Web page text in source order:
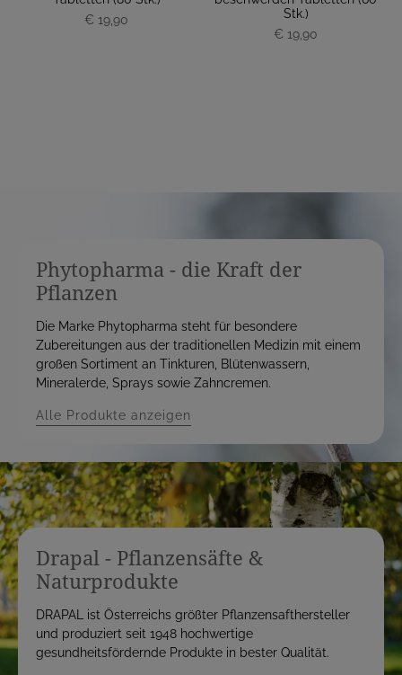
€ 19,90
Stk.)
€ 19,90
Phytopharma - die Kraft der
Pflanzen
Die Marke Phytopharma steht für besondere
Zubereitungen aus der traditionellen Medizin mit einem
großen Sortiment an Tinkturen, Blütenwassern,
Mineralerde, Sprays sowie Zahncremen.
Alle Produkte anzeigen
Drapal - Pflanzensäfte &
Naturprodukte
DRAPAL ist Österreichs größter Pflanzensafthersteller
und produziert seit 1948 hochwertige
gesundheitsfördernde Produkte in bester Qualität.